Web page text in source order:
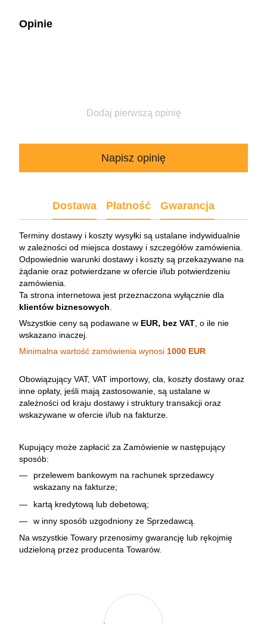
Opinie
Dodaj pierwszą opinię
Napisz opinię
Dostawa Płatność Gwarancja
Terminy dostawy i koszty wysyłki są ustalane indywidualnie
w zależności od miejsca dostawy i szczegółów zamówienia.
Odpowiednie warunki dostawy i koszty są przekazywane na
żądanie oraz potwierdzane w ofercie i/lub potwierdzeniu
zamówienia.
Ta strona internetowa jest przeznaczona wyłącznie dla
klientów biznesowych
Wszystkie ceny są podawane w EUR, bez VAT , o ile nie
wskazano inaczej.
Minimalna wartość zamówienia wynosi 1000 EUR
Obowiązujący VAT, VAT importowy, cła, koszty dostawy oraz
inne opłaty, jeśli mają zastosowanie, są ustalane w
zależności od kraju dostawy i struktury transakcji oraz
wskazywane w ofercie i/lub na fakturze.
Kupujący może zapłacić za Zamówienie w następujący
sposób:
przelewem bankowym na rachunek sprzedawcy
wskazany na fakturze;
kartą kredytową lub debetową;
w inny sposób uzgodniony ze Sprzedawcą.
Na wszystkie Towary przenosimy gwarancję lub rękojmię
udzieloną przez producenta Towarów.